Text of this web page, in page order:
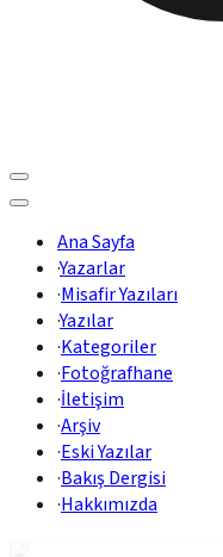
Ana Sayfa
·Yazarlar
·Misafir Yazıları
·Yazılar
·Kategoriler
·Fotoğrafhane
·İletişim
·Arşiv
·Eski Yazılar
·Bakış Dergisi
·Hakkımızda